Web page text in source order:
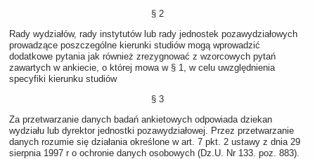
§ 2
Rady wydziałów, rady instytutów lub rady jednostek pozawydziałowych
prowadzące poszczególne kierunki studiów mogą wprowadzić
dodatkowe pytania jak również zrezygnować z wzorcowych pytań
zawartych w ankiecie, o której mowa w § 1, w celu uwzględnienia
specyfiki kierunku studiów
§ 3
Za przetwarzanie danych badań ankietowych odpowiada dziekan
wydziału lub dyrektor jednostki pozawydziałowej. Przez przetwarzanie
danych rozumie się działania określone w art. 7 pkt. 2 ustawy z dnia 29
sierpnia 1997 r o ochronie danych osobowych (Dz.U. Nr 133. poz. 883).